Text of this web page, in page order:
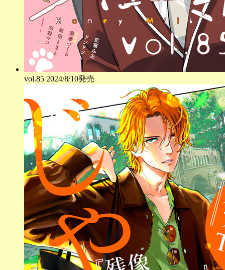
vol.85 2024/8/10発売